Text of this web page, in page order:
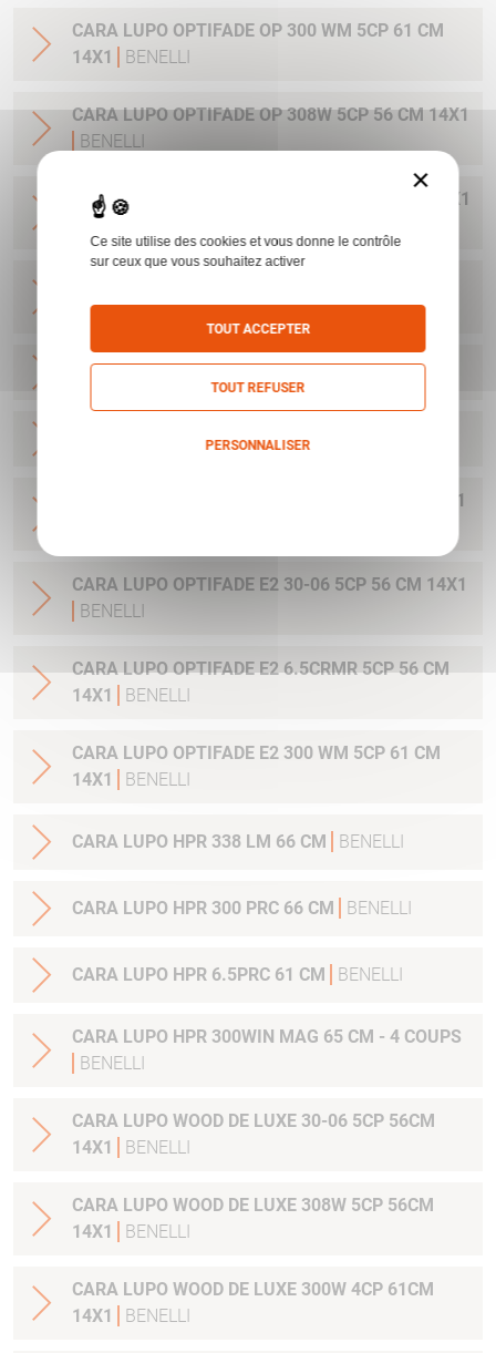
CARA LUPO OPTIFADE OP 300 WM 5CP 61 CM
14X1
BENELLI
CARA LUPO OPTIFADE OP 308W 5CP 56 CM 14X1
BENELLI
CARA LUPO OPTIFADE OP 30-06 5CP 56 CM 14X1
14X1 BENELLI
CARA LUPO HPR 6.5CRMR 61 CM
CARA LUPO HPR 308 W 61 CM
CARA LUPO OPTIFADE E2 308W 5CP 56 CM 14X1
CARA LUPO OPTIFADE E2 30-06 5CP 56 CM 14X1
BENELLI
CARA LUPO OPTIFADE E2 6.5CRMR 5CP 56 CM
14X1
BENELLI
CARA LUPO OPTIFADE E2 300 WM 5CP 61 CM
14X1
BENELLI
CARA LUPO HPR 338 LM 66 CM BENELLI
CARA LUPO HPR 300 PRC 66 CM BENELLI
CARA LUPO HPR 6.5PRC 61 CM BENELLI
CARA LUPO HPR 300WIN MAG 65 CM - 4 COUPS
BENELLI
CARA LUPO WOOD DE LUXE 30-06 5CP 56CM
14X1
BENELLI
CARA LUPO WOOD DE LUXE 308W 5CP 56CM
14X1
BENELLI
CARA LUPO WOOD DE LUXE 300W 4CP 61CM
14X1
BENELLI
×
Ce site utilise des cookies et vous donne le contrôle
sur ceux que vous souhaitez activer
TOUT ACCEPTER
TOUT REFUSER
PERSONNALISER